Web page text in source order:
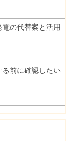
の代替案と活用
前に確認したい